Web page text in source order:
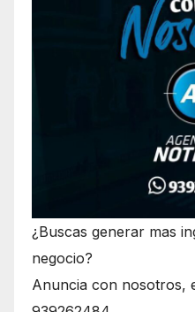
¿Buscas generar mas
negocio?
Anuncia con nosotros,